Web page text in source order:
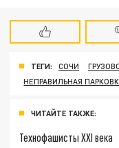
ТЕГИ: СОЧИ
НЕПРАВИЛЬНАЯ
ЧИТАЙТЕ ТАКЖЕ:
Технофашисты XXI века